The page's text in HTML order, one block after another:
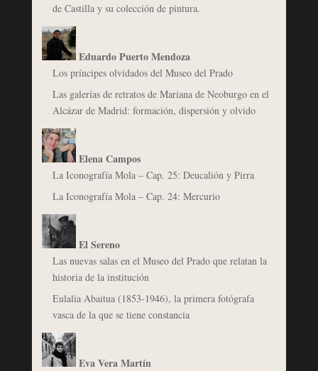
de Castilla y su colección de pintura.
Eduardo Puerto Mendoza
Los príncipes olvidados del Museo del Prado
Las galerías de retratos de Mariana de Neoburgo en el
Alcázar de Madrid: formación, dispersión y olvido
Elena Campos
La Iconografía Mola – Cap. 25: Deucalión y Pirra
La Iconografía Mola – Cap. 24: Mercurio
El Sereno
Las nuevas salas en el Museo del Prado que relatan la
historia de la institución
Eulalia Abaitua (1853-1946), la primera fotógrafa
vasca de la que se tiene constancia
Eva Vera Martín